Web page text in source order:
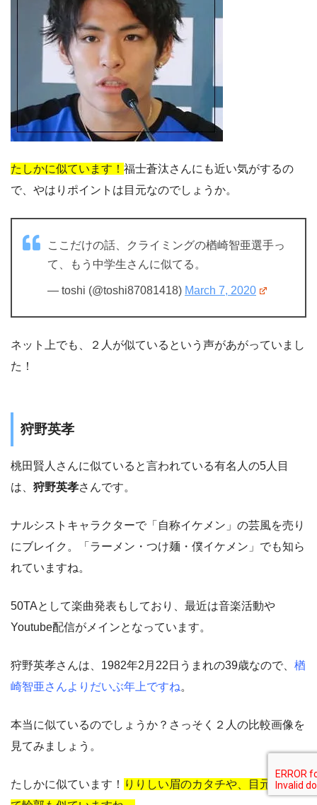
たしかに似ています！ 福士蒼汰さんにも近い気がするの
で、やはりポイントは目元なのでしょうか。
ここだけの話、クライミングの楢崎智亜選手っ
て、もう中学生さんに似てる。
— toshi (@toshi87081418) March 7, 2020
ネット上でも、２人が似ているという声があがっていまし
た！
狩野英孝
桃田賢人さんに似ていると言われている有名人の5人目
は、 狩野英孝さんです。
ナルシストキャラクターで「自称イケメン」の芸風を売り
にブレイク。「ラーメン・つけ麺・僕イケメン」でも知ら
れていますね。
50TAとして楽曲発表もしており、最近は音楽活動や
Youtube配信がメインとなっています。
狩野英孝さんは、1982年2月22日うまれの39歳なので、 楢
崎智亜さんよりだいぶ年上ですね。
本当に似ているのでしょうか？さっそく２人の比較画像を
見てみましょう。
たしかに似ています！ りりしい眉のカタチや、目元、そし